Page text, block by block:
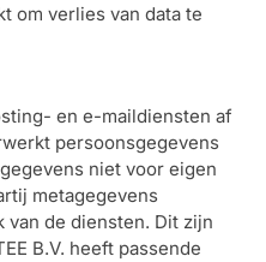
om verlies van data te
en e-maildiensten af
persoonsgegevens
niet voor eigen
metagegevens
de diensten. Dit zijn
B.V. heeft passende